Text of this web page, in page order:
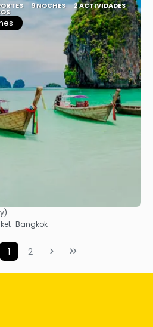
9 NOCHES 2 ACTIVIDADES
Ver
· Bangkok
1 2